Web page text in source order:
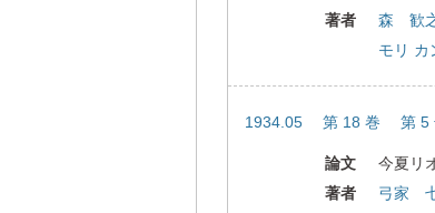
著者
森 歓
モリ カ
1934.05 第 18 巻 第 5
論文
今夏リ
著者
弓家